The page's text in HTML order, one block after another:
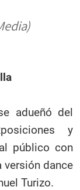
adueñó del
y
público con
versión dance
Turizo.